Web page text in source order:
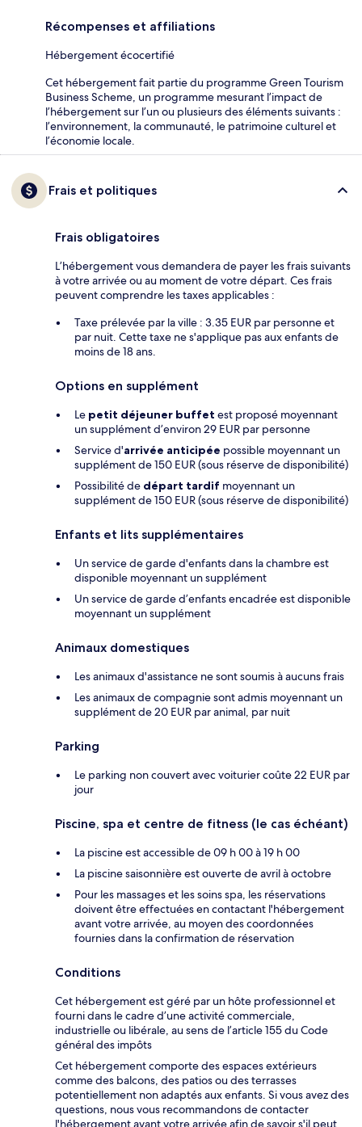
Récompenses et affiliations
Hébergement écocertifié
Cet hébergement fait partie du programme Green Tourism
Business Scheme, un programme mesurant l’impact de
l’hébergement sur l’un ou plusieurs des éléments suivants :
l’environnement, la communauté, le patrimoine culturel et
l’économie locale.
Frais et politiques
Frais obligatoires
L’hébergement vous demandera de payer les frais suivants
à votre arrivée ou au moment de votre départ. Ces frais
peuvent comprendre les taxes applicables :
Taxe prélevée par la ville : 3.35 EUR par personne et
par nuit. Cette taxe ne s'applique pas aux enfants de
moins de 18 ans.
Options en supplément
Le petit déjeuner buffet est proposé moyennant
un supplément d’environ 29 EUR par personne
Service d'arrivée anticipée possible moyennant un
supplément de 150 EUR (sous réserve de disponibilité)
Possibilité de départ tardif moyennant un
supplément de 150 EUR (sous réserve de disponibilité)
Enfants et lits supplémentaires
Un service de garde d'enfants dans la chambre est
disponible moyennant un supplément
Un service de garde d’enfants encadrée est disponible
moyennant un supplément
Animaux domestiques
Les animaux d'assistance ne sont soumis à aucuns frais
Les animaux de compagnie sont admis moyennant un
supplément de 20 EUR par animal, par nuit
Parking
Le parking non couvert avec voiturier coûte 22 EUR par
jour
Piscine, spa et centre de fitness (le cas échéant)
La piscine est accessible de 09 h 00 à 19 h 00
La piscine saisonnière est ouverte de avril à octobre
Pour les massages et les soins spa, les réservations
doivent être effectuées en contactant l'hébergement
avant votre arrivée, au moyen des coordonnées
fournies dans la confirmation de réservation
Conditions
Cet hébergement est géré par un hôte professionnel et
fourni dans le cadre d’une activité commerciale,
industrielle ou libérale, au sens de l’article 155 du Code
général des impôts
Cet hébergement comporte des espaces extérieurs
comme des balcons, des patios ou des terrasses
potentiellement non adaptés aux enfants. Si vous avez des
questions, nous vous recommandons de contacter
l'hébergement avant votre arrivée afin de savoir s'il peut